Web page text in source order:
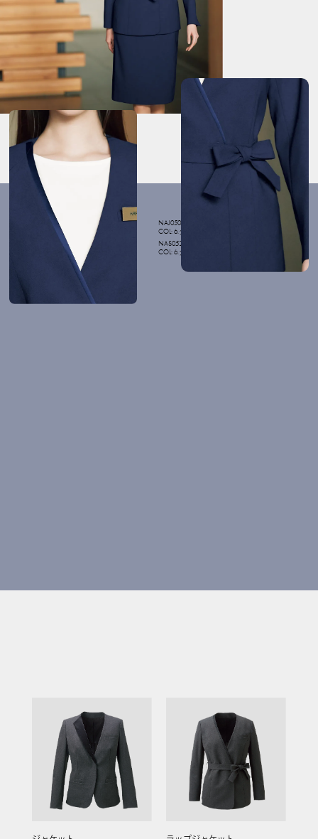
NAJ050
COL: 6.ダークブルー
NAS052
COL: 6.ダークブルー